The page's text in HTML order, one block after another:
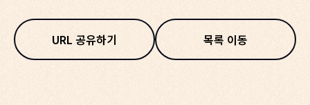
URL 공유하기 목록 이동